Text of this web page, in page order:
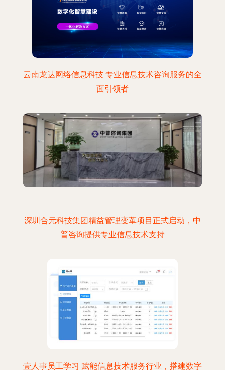
云南龙达网络信息科技 专业信息技术咨询服务的全
面引领者
深圳合元科技集团精益管理变革项目正式启动，中
普咨询提供专业信息技术支持
壹人事员工学习 赋能信息技术服务行业，搭建数字